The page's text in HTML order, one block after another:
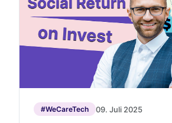
#WeCareTech 09. Juli 2025